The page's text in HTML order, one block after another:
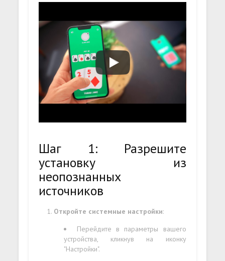
Шаг 1: Разрешите
установку из
неопознанных
источников
Откройте системные настройки:
Перейдите в параметры вашего
устройства, кликнув на иконку
"Настройки".